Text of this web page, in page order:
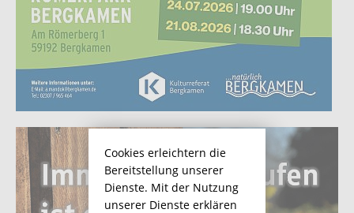
Cookies erleichtern die
Bereitstellung unserer
Dienste. Mit der Nutzung
unserer Dienste erklären